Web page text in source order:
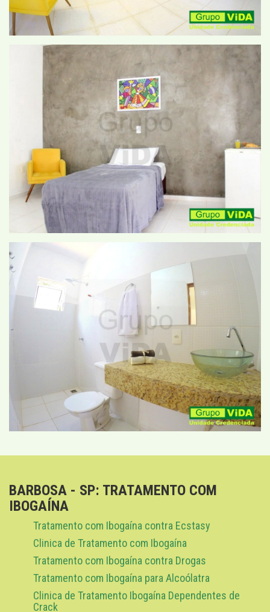
BARBOSA - SP: TRATAMENTO COM
IBOGAÍNA
Tratamento com Ibogaína contra Ecstasy
Clinica de Tratamento com Ibogaína
Tratamento com Ibogaína contra Drogas
Tratamento com Ibogaína para Alcoólatra
Clinica de Tratamento Ibogaína Dependentes de
Crack